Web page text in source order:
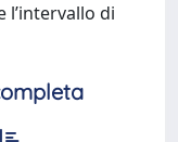
di